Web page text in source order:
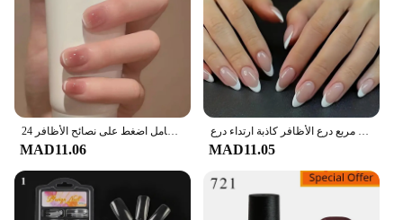
24 قطعة أسود قصير الباليه الأظافر كاذبة مع الغراء التصميم الفرنسي انفصال رسومات أظافر وهمية القلب غطاء كامل اضغط على نصائح الأظافر
MAD11.06
آمنة وغير مذاق التدرج ارتداء درع آمن أوروبا وأمريكا ارتداء درع مسمار الديكور مربع درع الأظافر كاذبة ارتداء درع
MAD11.05